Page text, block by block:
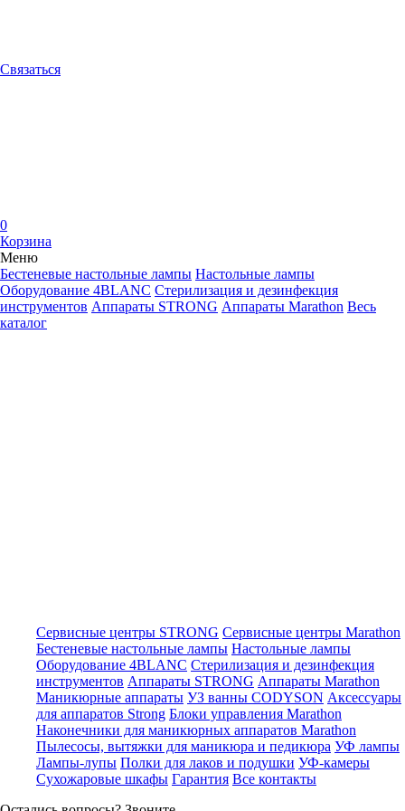
Связаться
0
Корзина
Меню
Бестеневые настольные лампы Настольные лампы
Оборудование 4BLANC Стерилизация и дезинфекция
инструментов Аппараты STRONG Аппараты Marathon Весь
каталог
Сервисные центры STRONG Сервисные центры Marathon
Бестеневые настольные лампы Настольные лампы
Оборудование 4BLANC Стерилизация и дезинфекция
инструментов Аппараты STRONG Аппараты Marathon
Маникюрные аппараты УЗ ванны CODYSON Аксессуары
для аппаратов Strong Блоки управления Marathon
Наконечники для маникюрных аппаратов Marathon
Пылесосы, вытяжки для маникюра и педикюра УФ лампы
Лампы-лупы Полки для лаков и подушки УФ-камеры
Сухожаровые шкафы Гарантия Все контакты